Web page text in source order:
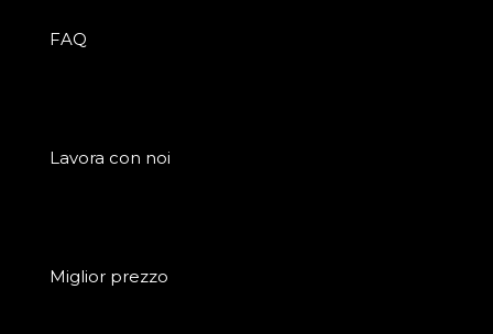
FAQ
Lavora con noi
Miglior prezzo